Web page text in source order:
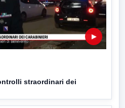
▶
straordinari dei